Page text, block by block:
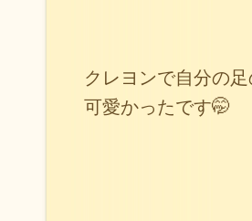
クレヨンで自分の
可愛かったです🤭